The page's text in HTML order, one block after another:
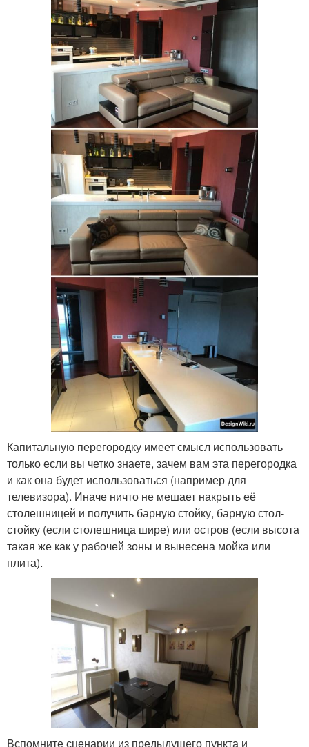
Капитальную перегородку имеет смысл использовать
только если вы четко знаете, зачем вам эта перегородка
и как она будет использоваться (например для
телевизора). Иначе ничто не мешает накрыть её
столешницей и получить барную стойку, барную стол-
стойку (если столешница шире) или остров (если высота
такая же как у рабочей зоны и вынесена мойка или
плита).
Вспомните сценарии из предыдущего пункта и